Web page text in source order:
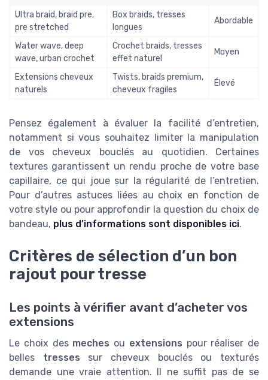
Ultra braid, braid pre,
pre stretched
Box braids, tresses
longues
Abordable
Water wave, deep
wave, urban crochet
Crochet braids, tresses
effet naturel
Moyen
Extensions cheveux
naturels
Twists, braids premium,
cheveux fragiles
Élevé
Pensez également à évaluer la facilité d’entretien,
notamment si vous souhaitez limiter la manipulation
de vos cheveux bouclés au quotidien. Certaines
textures garantissent un rendu proche de votre base
capillaire, ce qui joue sur la régularité de l’entretien.
Pour d’autres astuces liées au choix en fonction de
votre style ou pour approfondir la question du choix de
bandeau, plus d’informations sont disponibles ici.
Critères de sélection d’un bon
rajout pour tresse
Les points à vérifier avant d’acheter vos
extensions
Le choix des meches ou extensions pour réaliser de
belles tresses sur cheveux bouclés ou texturés
demande une vraie attention. Il ne suffit pas de se